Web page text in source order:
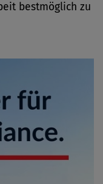
bestmöglich zu